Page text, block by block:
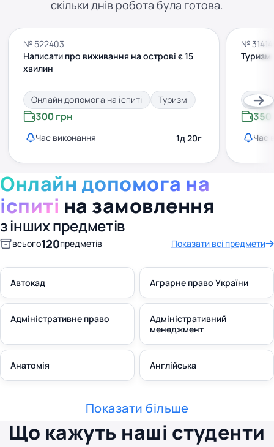
скільки днів робота була готова.
№ 522403
Написати про виживання на острові є 15
хвилин
Онлайн допомога на іспиті Туризм
300 грн
Час виконання 1д 20г
№
Туризм
350
Час
Онлайн допомога на
іспиті на замовлення
з інших предметів
всього120предметів Показати всі предмети
Автокад Аграрне право України
Адміністративне право
Адміністративний
менеджмент
Анатомія Англійська
Показати більше
Що кажуть наші студенти